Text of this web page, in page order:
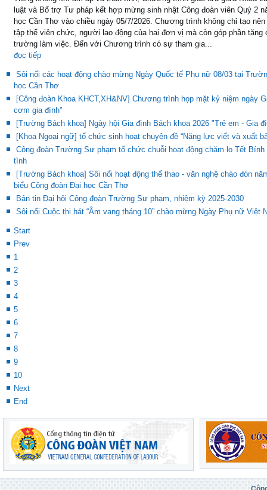
luật và Bổ trợ Tư pháp kết hợp mừng sinh nhật Công đoàn viên Quý 2
học Cần Thơ vào chiều ngày 05/7/2026. Chương trình không chỉ tạo
tập thể viên chức, người lao động của hai đơn vị mà còn góp phần
trường làm việc. Đến với Chương trình có sự tham gia...
đọc tiếp
Sôi nổi các hoạt động chào mừng Ngày Quốc tế Phụ nữ 08/03 tại
học Cần Thơ
[Công đoàn Khoa KHCT,XH&NV] Chương trình họp mặt kỷ niệm ngày
cơm gia đình"
[Trường Bách khoa] Ngày hội Gia đình Bách khoa 2026 "Trẻ em - Gia
[Khoa Ngoại ngữ] tổ chức sinh hoạt chuyên đề “Năng lực viết và xuất
Công đoàn Trường Sư phạm tổ chức chuỗi hoạt động chăm lo Tết
tình
[Trường Bách khoa] Sôi nổi hoạt động thể thao - văn nghệ chào đón
biểu Công đoàn Đại học Cần Thơ
Bản tin Đại hội Công đoàn Trường Sư phạm, nhiệm kỳ 2025-2030
Sôi nổi Cuộc thi hát “Âm vang tháng 10” chào mừng Ngày Phụ nữ Việt
Start
Prev
1
2
3
4
5
6
7
8
9
10
Next
End